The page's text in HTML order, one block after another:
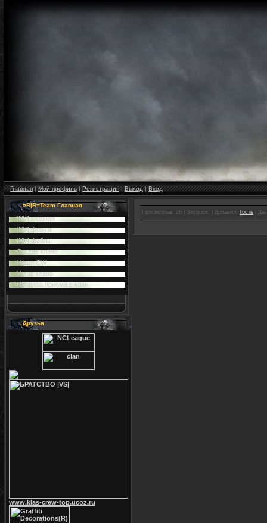
Главная|Мой профиль|Регистрация|Выход|Вход
=R|R=Team Главная
|HV| главная
|HV| форум
|HV| файлы
Cостав клана
Наши CW
Устав клана
Правила приема в клан
Друзья
www.klas-crew-top.ucoz.ru
Просмотров: 26 | Загрузок: | Добавил: Гость |